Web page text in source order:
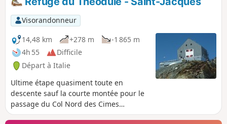
Visorandonneur
14,48 km
+278 m
-1 865 m
4h 55
Difficile
Départ à Italie
Ultime étape quasiment toute en
descente sauf la courte montée pour le
passage du Col Nord des Cimes
Blanches. Descente réalisée sur de